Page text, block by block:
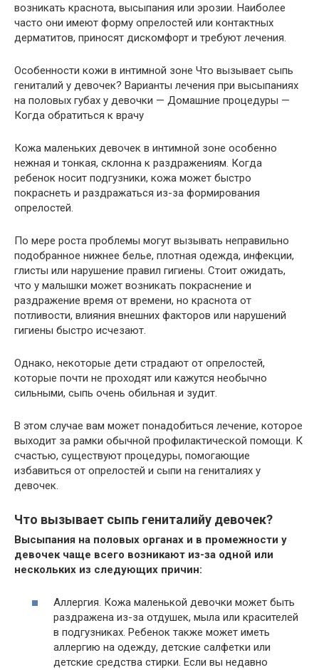
возникать краснота, высыпания или эрозии. Наиболее
часто они имеют форму опрелостей или контактных
дерматитов, приносят дискомфорт и требуют лечения.
Особенности кожи в интимной зоне Что вызывает сыпь
гениталий у девочек? Варианты лечения при высыпаниях
на половых губах у девочки — Домашние процедуры —
Когда обратиться к врачу
Кожа маленьких девочек в интимной зоне особенно
нежная и тонкая, склонна к раздражениям. Когда
ребенок носит подгузники, кожа может быстро
покраснеть и раздражаться из-за формирования
опрелостей.
По мере роста проблемы могут вызывать неправильно
подобранное нижнее белье, плотная одежда, инфекции,
глисты или нарушение правил гигиены. Стоит ожидать,
что у малышки может возникать покраснение и
раздражение время от времени, но краснота от
потливости, влияния внешних факторов или нарушений
гигиены быстро исчезают.
Однако, некоторые дети страдают от опрелостей,
которые почти не проходят или кажутся необычно
сильными, сыпь очень обильная и зудит.
В этом случае вам может понадобиться лечение, которое
выходит за рамки обычной профилактической помощи. К
счастью, существуют процедуры, помогающие
избавиться от опрелостей и сыпи на гениталиях у
девочек.
Что вызывает сыпь гениталийу девочек?
Высыпания на половых органах и в промежности у
девочек чаще всего возникают из-за одной или
нескольких из следующих причин:
Аллергия. Кожа маленькой девочки может быть
раздражена из-за отдушек, мыла или красителей
в подгузниках. Ребенок также может иметь
аллергию на одежду, детские салфетки или
детские средства стирки. Если вы недавно